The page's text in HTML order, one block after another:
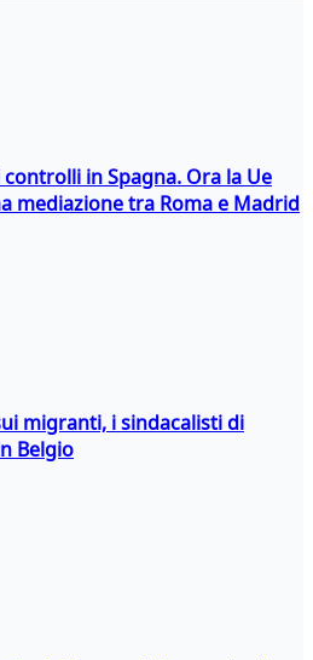
in Spagna. Ora la Ue
mediazione tra Roma e Madrid
migranti, i sindacalisti di
Belgio